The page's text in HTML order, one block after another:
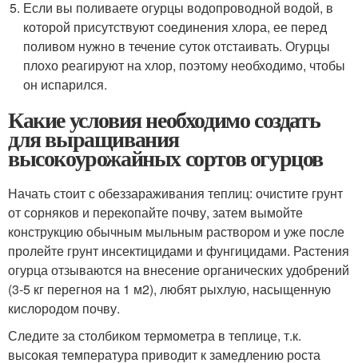
Если вы поливаете огурцы водопроводной водой, в
которой присутствуют соединения хлора, ее перед
поливом нужно в течение суток отстаивать. Огурцы
плохо реагируют на хлор, поэтому необходимо, чтобы
он испарился.
Какие условия необходимо создать
для выращивания
высокоурожайных сортов огурцов
Начать стоит с обеззараживания теплиц: очистите грунт
от сорняков и перекопайте почву, затем вымойте
конструкцию обычным мыльным раствором и уже после
пролейте грунт инсектицидами и фунгицидами. Растения
огурца отзываются на внесение органических удобрений
(3-5 кг перегноя на 1 м2), любят рыхлую, насыщенную
кислородом почву.
Следите за столбиком термометра в теплице, т.к.
высокая температура приводит к замедлению роста